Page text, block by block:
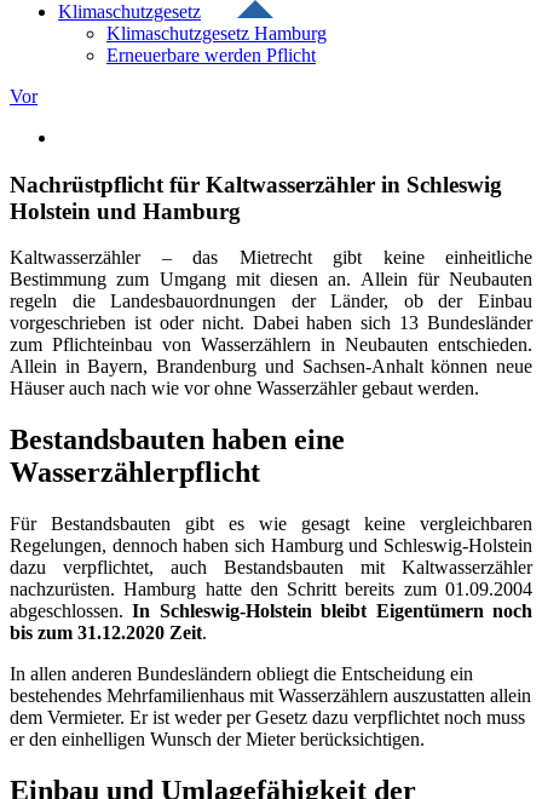
Klimaschutzgesetz
Klimaschutzgesetz Hamburg
Erneuerbare werden Pflicht
Vor
Bild
Nachrüstpflicht für Kaltwasserzähler in Schleswig
Holstein und Hamburg
Kaltwasserzähler – das Mietrecht gibt keine einheitliche
Bestimmung zum Umgang mit diesen an. Allein für Neubauten
regeln die Landesbauordnungen der Länder, ob der Einbau
vorgeschrieben ist oder nicht. Dabei haben sich 13 Bundesländer
zum Pflichteinbau von Wasserzählern in Neubauten entschieden.
Allein in Bayern, Brandenburg und Sachsen-Anhalt können neue
Häuser auch nach wie vor ohne Wasserzähler gebaut werden.
Bestandsbauten haben eine
Wasserzählerpflicht
Für Bestandsbauten gibt es wie gesagt keine vergleichbaren
Regelungen, dennoch haben sich Hamburg und Schleswig-Holstein
dazu verpflichtet, auch Bestandsbauten mit Kaltwasserzähler
nachzurüsten. Hamburg hatte den Schritt bereits zum 01.09.2004
abgeschlossen.In Schleswig-Holstein bleibt Eigentümern noch
bis zum 31.12.2020 Zeit.
In allen anderen Bundesländern obliegt die Entscheidung ein
bestehendes Mehrfamilienhaus mit Wasserzählern auszustatten allein
dem Vermieter. Er ist weder per Gesetz dazu verpflichtet noch muss
er den einhelligen Wunsch der Mieter berücksichtigen.
Einbau und Umlagefähigkeit der